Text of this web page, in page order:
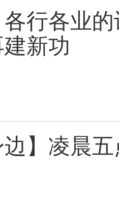
各行各业
新功
边】凌晨